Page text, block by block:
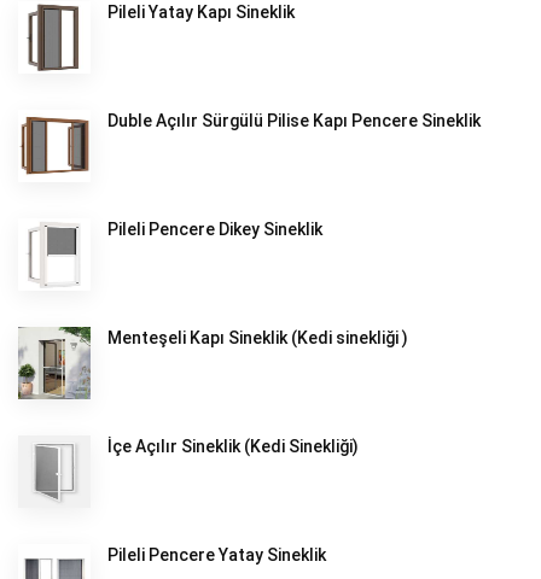
Pileli Yatay Kapı Sineklik
Duble Açılır Sürgülü Pilise Kapı Pencere Sineklik
Pileli Pencere Dikey Sineklik
Menteşeli Kapı Sineklik (Kedi sinekliği )
İçe Açılır Sineklik (Kedi Sinekliği)
Pileli Pencere Yatay Sineklik